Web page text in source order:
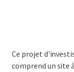
Ce projet
comprend un site